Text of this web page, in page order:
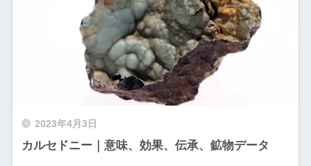
2023年4月3日
カルセドニー｜意味、効果、伝承、鉱物データ